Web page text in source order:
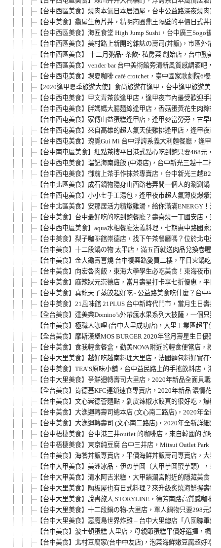
【台中西區美食】燒肉本氣日本居酒屋，台中公益路深夜燒肉
【台中美食】鱻屋生魚片丼，精明商圈鼎王隔壁的平價日式丼
【台中西區美食】海匠食堂 High Jump Sushi，台中廣三Sogo
【台中西區美食】美村路上新開的雜誌の壽司(丼飯)，市區外帶
【台中西區美食】 十二月粥品• 茶飲• 私房菜 創始店，台中勤
【台中西區美食】vender bar 台中美術館旁清新風質感調酒吧
【台中西屯美食】堁夏咖啡 café crotchet，臺中國家歌劇院6樓
【2020逢甲夏季旅遊大使】食尚旅遊在逢甲，台中逢甲旅遊美
【台中西屯美食】甲文青茶飲逢甲店，逢甲夜市內最受歡迎手
【台中西屯美食】胖媽媽大腸麵線逢甲店，香菇蛋黃花生肉粽
【台中西屯美食】家傳山益蛋糕逢甲店，逢甲麥當勞旁，古早
【台中西屯美食】來自高雄的超人氣天使雞排逢甲店，逢甲夜
【台中西屯美食】瑰覓Gui Mi 台中浮誇系義大利麵餐廳，逢甲
【台中南屯區美食】紅點茶樓平日港式點心吃到飽只要468元
【台中西屯美食】瑞記海南雞飯 (中港店)，台中新光三越十二
【台中西屯美食】御前上茶手作抹茶專賣店，台中新光三越B2
【台中北區美食】成石鍋物隱身山西路巷弄間一個人的涮涮鍋
【台中西屯美食】小小七手工湯包，逢甲夜市超人氣薄皮爆漿
【台中北區美食】安那居活力精燉雞湯，給你滿滿ENERGY！
【台中美食】台中最好吃的吃到飽餐廳？壽喜燒一丁國安店，
【台中西屯區美食】aqua水相餐廳法義料理，七期惠中路國家
【台中美食】梨子咖啡館崇德店，找下午茶餐廳嗎？位於北屯
【台中美食】十二段鍋の物 太平店，滿五百就送肉品兌換卷喔
【台中美食】金大鋤壽喜燒 台中復興路愛買二樓，平日火鍋吃
【台中美食】向宏魯肉飯，東海大學學生必吃美食！東海夜市內
【台中美食】麻辣狀元崇德店，當月壽星打卡享七折優惠，平
【台中美食】真龍天子蒸餃超好吃~ 公益路美食吃什麼？台中
【台中美食】21風味館 21PLUS 台中新時代門市，當月生日壽
【全台美食】達美樂Domino’s外帶瘋水果系列大披薩，一個只
【台中美食】極職人咖哩 (台中大里成功店)，大里工業區超平
【全台美食】摩斯漢堡MOS BURGER 2020年當月壽星生日優
【台中美食】食我輕食餐盒，勤美NOVA附近的輕食便當店，
【台中大里美食】越好吃越南料理大里店，法國麵包料好實在
【台中美食】TEA’S原味小舖，台中益民路上的手搖飲料店，港
【台中大里美食】爭鮮迴轉壽司大里店，2020年新品全面貝戰
【全台美食】肯德基KFC連鎖速食專賣店，2020年新品 濃情花
【台中美食】文心崇德薈麵點，剝皮辣椒水餃真的很好吃，爆
【台中美食】大漁迴轉壽司總本店 (文心南二路店)，2020年全
【台中美食】大漁迴轉壽司 (文心南二路店)，2020年全新詳細
【台中梧棲美食】台中港三井outlet 的咖啡店，來自韓國的咖啡
【台中梧棲美食】東京純豆腐 台中三井店，Mitsui Outlet Park
【台中美食】海饕丼飯專賣店，平價海鮮丼飯壽司專賣店，大
【台中大甲美食】美洲冰品．伊の芋圓（大甲芋圓蜜芋頭），
【台中大甲美食】清水阿吉米糕，大甲鎮瀾宮附近的隱藏美食
【台中大里美食】陶板屋也有日式料理？來升級炙燒海鮮握壽
【台中大里美食】說書旅人 STORYLINE，德芳南路高質感咖
【台中大里美食】十二段鍋の物-大里店，單人鍋物只要298元
【台中大里美食】惡魔島世界炸雞 – 台中大里總店「八國聯軍
【台中美食】波士頓蛋糕 大里店，母親節蛋糕平價好選擇，楓
【台中美食】北村豆腐家(台中中友店)，泡菜海鮮嫩豆腐超好